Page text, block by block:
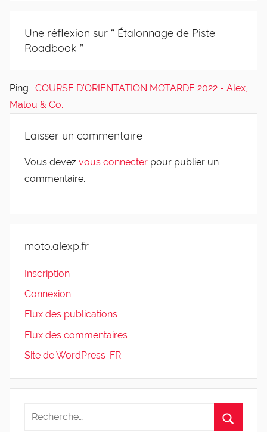
Une réflexion sur “ Étalonnage de Piste
Roadbook ”
Ping : COURSE D'ORIENTATION MOTARDE 2022 - Alex,
Malou & Co.
Laisser un commentaire
Vous devez vous connecter pour publier un
commentaire.
moto.alexp.fr
Inscription
Connexion
Flux des publications
Flux des commentaires
Site de WordPress-FR